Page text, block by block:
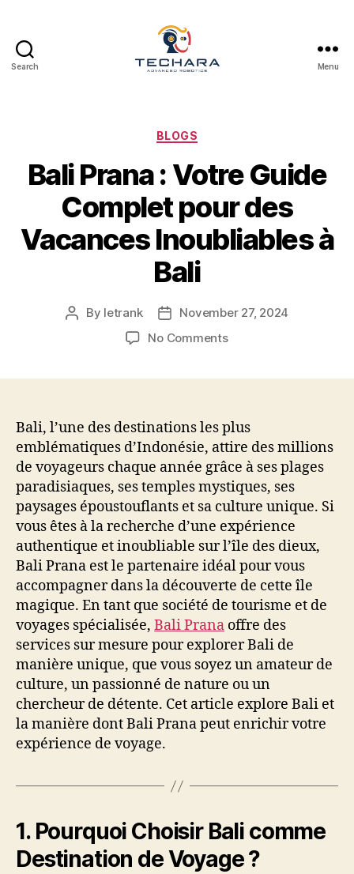
Search Menu
Categories
BLOGS
Bali Prana : Votre Guide
Complet pour des
Vacances Inoubliables à
Bali
Post
By letrank
Post
date
November 27, 2024
No Commentson
Guide
Complet
pour
des
Vacances
Inoubliables
à
Bali
Bali, l’une des destinations les plus
emblématiques d’Indonésie, attire des millions
de voyageurs chaque année grâce à ses plages
paradisiaques, ses temples mystiques, ses
paysages époustouflants et sa culture unique. Si
vous êtes à la recherche d’une expérience
authentique et inoubliable sur l’île des dieux,
Bali Prana est le partenaire idéal pour vous
accompagner dans la découverte de cette île
magique. En tant que société de tourisme et de
voyages spécialisée, Bali Prana offre des
services sur mesure pour explorer Bali de
manière unique, que vous soyez un amateur de
culture, un passionné de nature ou un
chercheur de détente. Cet article explore Bali et
la manière dont Bali Prana peut enrichir votre
expérience de voyage.
1. Pourquoi Choisir Bali comme
Destination de Voyage ?